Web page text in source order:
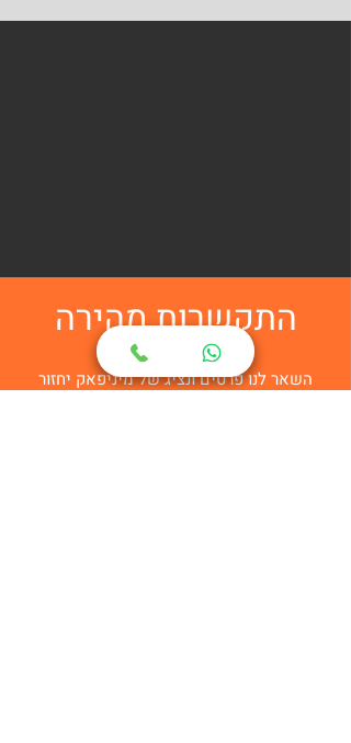
התקשרות מהירה
מתעניין במוצר?
השאר לנו פרטים ונציג של מיניפאק יחזור